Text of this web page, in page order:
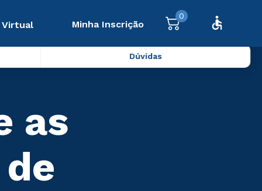
Virtual Minha Inscrição
0
Dúvidas
as